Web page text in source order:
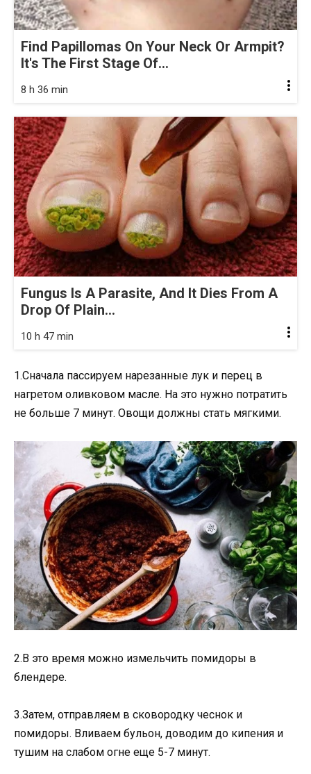
Find Papillomas On Your Neck Or Armpit?
It's The First Stage Of...
8 h 36 min
Fungus Is A Parasite, And It Dies From A
Drop Of Plain...
10 h 47 min
1.Сначала пассируем нарезанные лук и перец в
нагретом оливковом масле. На это нужно потратить
не больше 7 минут. Овощи должны стать мягкими.
2.В это время можно измельчить помидоры в
блендере.
3.Затем, отправляем в сковородку чеснок и
помидоры. Вливаем бульон, доводим до кипения и
тушим на слабом огне еще 5-7 минут.